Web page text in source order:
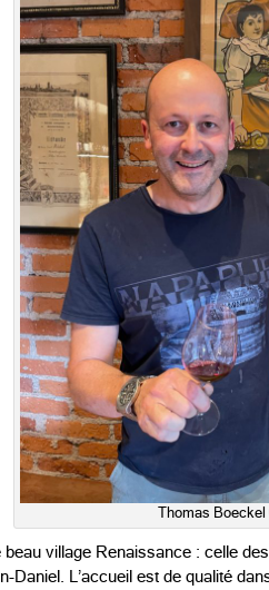
Thomas
beau village Renaissance : celle
Daniel. L’accueil est de qualité